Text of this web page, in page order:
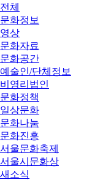
전체
문화정보
영상
문화자료
문화공간
예술인/단체정보
비영리법인
문화정책
일상문화
문화나눔
문화진흥
서울문화축제
서울시문화상
새소식